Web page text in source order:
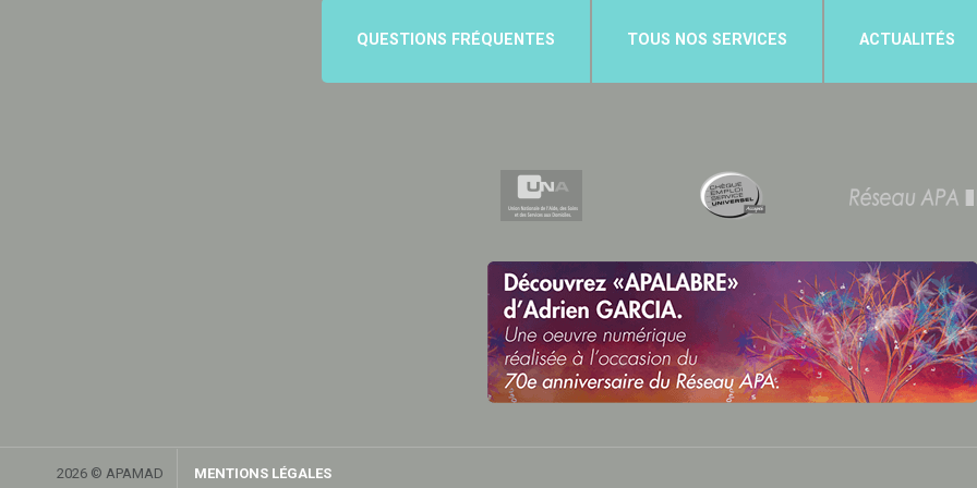
QUESTIONS FRÉQUENTES TOUS NOS SERVICES ACTUALITÉS
2026 © APAMAD MENTIONS LÉGALES